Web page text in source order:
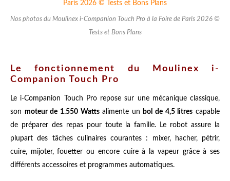
Nos photos du Moulinex i-Companion Touch Pro à la Foire de Paris 2026 ©
Tests et Bons Plans
Le fonctionnement du Moulinex i-
Companion Touch Pro
Le i-Companion Touch Pro repose sur une mécanique classique,
son moteur de 1.550 Wattsalimente un bol de 4,5 litres capable
de préparer des repas pour toute la famille. Le robot assure la
plupart des tâches culinaires courantes : mixer, hacher, pétrir,
cuire, mijoter, fouetter ou encore cuire à la vapeur grâce à ses
différents accessoires et programmes automatiques.